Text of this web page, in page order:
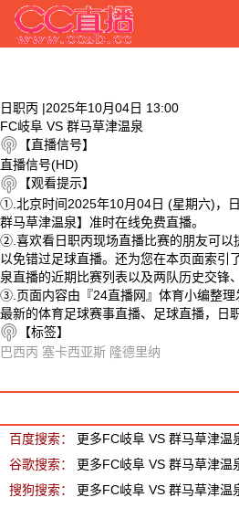
日职丙 |2025年10月04日 13:00
FC岐阜 VS 群马草津温泉
【直播信号】
直播信号(HD)
【观看提示】
①.北京时间2025年10月04日 (星期六)，
群马草津温泉】准时在线免费直播。
②.喜欢看日职丙现场直播比赛的朋友可以
以免错过足球直播。还为您在本页面索引
泉直播的近期比赛列表以及两队历史交锋
③.页面内容由『24直播网』体育小编整
最新的体育足球赛事直播、足球直播，日
【标签】
巴西丙 塞卡西亚斯 隆德里纳
百度搜索：
更多FC岐阜 VS 群马草津温
谷歌搜索：
更多FC岐阜 VS 群马草津温
搜狗搜索：
更多FC岐阜 VS 群马草津温